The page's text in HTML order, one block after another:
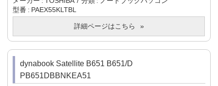
型番
PAEX55KLTBL
詳細ページはこちら
dynabook Satellite B651 B651/D
PB651DBBNKEA51